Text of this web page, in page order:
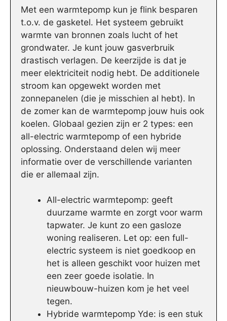
Met een warmtepomp kun je flink besparen
t.o.v. de gasketel. Het systeem gebruikt
warmte van bronnen zoals lucht of het
grondwater. Je kunt jouw gasverbruik
drastisch verlagen. De keerzijde is dat je
meer elektriciteit nodig hebt. De additionele
stroom kan opgewekt worden met
zonnepanelen (die je misschien al hebt). In
de zomer kan de warmtepomp jouw huis ook
koelen. Globaal gezien zijn er 2 types: een
all-electric warmtepomp of een hybride
oplossing. Onderstaand delen wij meer
informatie over de verschillende varianten
die er allemaal zijn.
All-electric warmtepomp: geeft
duurzame warmte en zorgt voor warm
tapwater. Je kunt zo een gasloze
woning realiseren. Let op: een full-
electric systeem is niet goedkoop en
het is alleen geschikt voor huizen met
een zeer goede isolatie. In
nieuwbouw-huizen kom je het veel
tegen.
Hybride warmtepomp Yde: is een stuk